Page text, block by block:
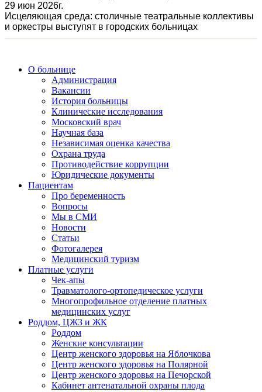
29 июн 2026г.
Исцеляющая среда: столичные театральные коллективы
и оркестры выступят в городских больницах
О больнице
Администрация
Вакансии
История больницы
Клинические исследования
Московский врач
Научная база
Независимая оценка качества
Охрана труда
Противодействие коррупции
Юридические документы
Пациентам
Про беременность
Вопросы
Мы в СМИ
Новости
Статьи
Фотогалерея
Медицинский туризм
Платные услуги
Чек-апы
Травматолого-ортопедическое услуги
Многопрофильное отделение платных
медицинских услуг
Роддом, ЦЖЗ и ЖК
Роддом
Женские консультации
Центр женского здоровья на Яблочкова
Центр женского здоровья на Полярной
Центр женского здоровья на Печорской
Кабинет антенатальной охраны плода